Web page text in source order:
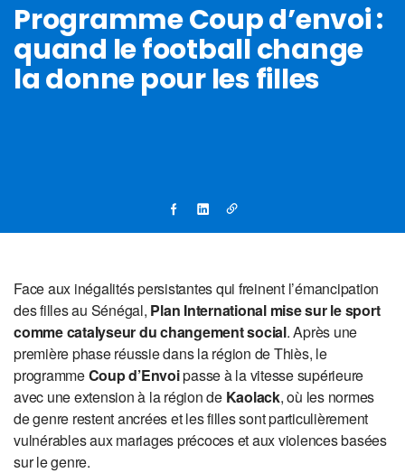
Programme Coup d’envoi :
quand le football change
la donne pour les filles
Face aux inégalités persistantes qui freinent l’émancipation
des filles au Sénégal, Plan International mise sur le sport
comme catalyseur du changement social. Après une
première phase réussie dans la région de Thiès, le
programmeCoup d’Envoipasse à la vitesse supérieure
avec une extension à la région de Kaolack, où les normes
de genre restent ancrées et les filles sont particulièrement
vulnérables aux mariages précoces et aux violences basées
sur le genre.